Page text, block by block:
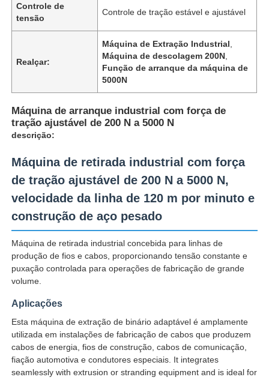
Casa
Produtos
Quem Somos
Controle de
tensão
Controle de tração estável e ajustável
Realçar:
Máquina de Extração Industrial
Máquina de descolagem 200N
Função de arranque da máquina de
5000N
Máquina de arranque industrial com força de
tração ajustável de 200 N a 5000 N
descrição:
Máquina de retirada industrial com força
de tração ajustável de 200 N a 5000 N,
velocidade da linha de 120 m por minuto e
construção de aço pesado
Máquina de retirada industrial concebida para linhas de
produção de fios e cabos, proporcionando tensão constante e
puxação controlada para operações de fabricação de grande
volume.
Aplicações
Esta máquina de extração de binário adaptável é amplamente
utilizada em instalações de fabricação de cabos que produzem
cabos de energia, fios de construção, cabos de comunicação,
fiação automotiva e condutores especiais. It integrates
seamlessly with extrusion or stranding equipment and is ideal for